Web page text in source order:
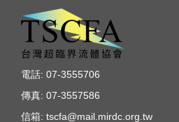
電話: 07-3555706
傳真: 07-3557586
信箱: tscfa@mail.mirdc.org.tw